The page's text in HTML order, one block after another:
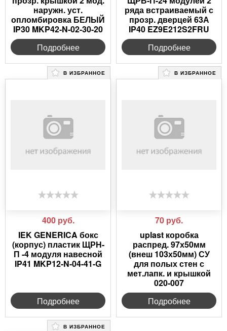
наружн. уст.
опломбировка БЕЛЫЙ
IP30 MKP42-N-02-30-20
Подробнее
ряда встраиваемый с
прозр. дверцей 63А
IP40 EZ9E212S2FRU
Подробнее
В ИЗБРАННОЕ
400 руб.
IEK GENERICA бокс
(корпус) пластик ЩРН-
П -4 модуля навесной
IP41 MKP12-N-04-41-G
Подробнее
В ИЗБРАННОЕ
70 руб.
uplast коробка
распред. 97х50мм
(внеш 103х50мм) СУ
для полых стен с
мет.лапк. и крышкой
020-007
Подробнее
В ИЗБРАННОЕ